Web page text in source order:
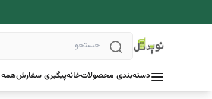
دسته‌بندی محصولاتخانهپیگیری سفارش